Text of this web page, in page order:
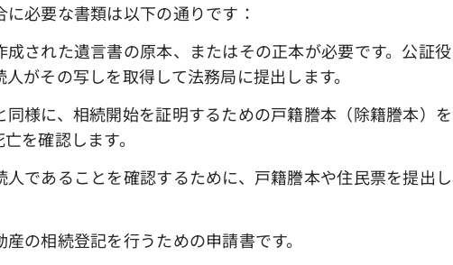
必要な書類は以下の通りです：
成された遺言書の原本、またはその正本が必要です。公証役
がその写しを取得して法務局に提出します。
同様に、相続開始を証明するための戸籍謄本（除籍謄本）を
を確認します。
人であることを確認するために、戸籍謄本や住民票を提出し
の相続登記を行うための申請書です。